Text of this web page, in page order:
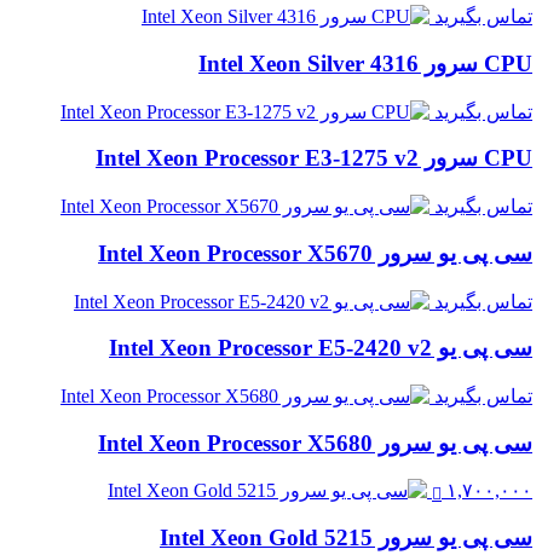
تماس بگیرید
CPU سرور Intel Xeon Silver 4316
تماس بگیرید
CPU سرور Intel Xeon Processor E3-1275 v2
تماس بگیرید
سی پی یو سرور Intel Xeon Processor X5670
تماس بگیرید
سی پی یو Intel Xeon Processor E5-2420 v2
تماس بگیرید
سی پی یو سرور Intel Xeon Processor X5680
۱,۷۰۰,۰۰۰
سی پی یو سرور Intel Xeon Gold 5215